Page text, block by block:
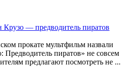
Крузо — предводитель пиратов
прокате мультфильм назвали
Предводитель пиратов» не совсем
предлагают посмотреть не ...